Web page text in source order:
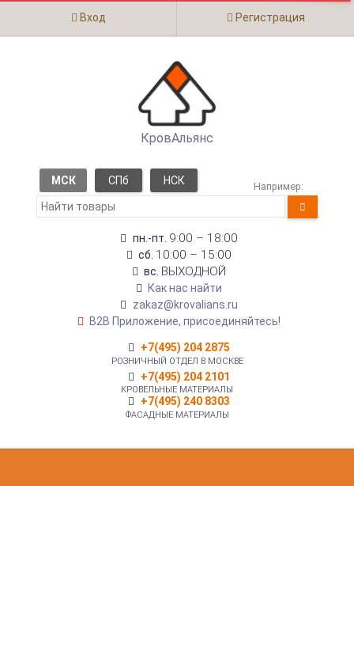
Вход Регистрация
КровАльянс
МСК СПб НСК Например:
пн.-пт. 9:00 – 18:00
сб. 10:00 – 15:00
вс. ВЫХОДНОЙ
Как нас найти
zakaz@krovalians.ru
B2B Приложение, присоединяйтесь!
+7(495) 204 2875
РОЗНИЧНЫЙ ОТДЕЛ В МОСКВЕ
+7(495) 204 2101
КРОВЕЛЬНЫЕ МАТЕРИАЛЫ
+7(495) 240 8303
ФАСАДНЫЕ МАТЕРИАЛЫ